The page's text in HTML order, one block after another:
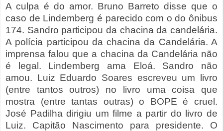
A culpa é do amor. Bruno Barreto disse que o
caso de Lindemberg é parecido com o do ônibus
174. Sandro participou da chacina da candelária.
A polícia participou da chacina da Candelária. A
imprensa falou que a chacina da Candelária não
é legal. Lindemberg ama Eloá. Sandro não
amou. Luiz Eduardo Soares escreveu um livro
(entre tantos outros) no livro uma coisa que
mostra (entre tantas outras) o BOPE é cruel.
José Padilha dirigiu um filme a partir do livro de
Luiz. Capitão Nascimento para presidente. O